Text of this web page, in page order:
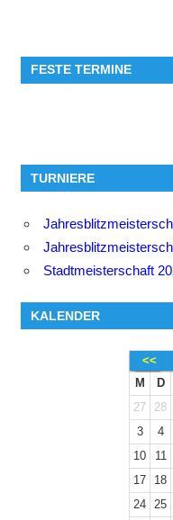
FESTE TERMINE
TURNIERE
Stadtmeisterschaft
KALENDER
<<
M
D
27
28
3
4
10
11
17
18
24
25